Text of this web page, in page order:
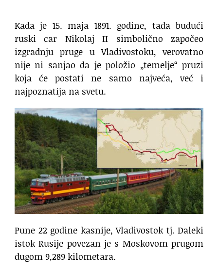
Kada je 15. maja 1891. godine, tada budući
ruski car Nikolaj II simbolično započeo
izgradnju pruge u Vladivostoku, verovatno
nije ni sanjao da je položio „temelje“ pruzi
koja će postati ne samo najveća, već i
najpoznatija na svetu.
Pune 22 godine kasnije, Vladivostok tj. Daleki
istok Rusije povezan je s Moskovom prugom
dugom 9,289 kilometara.